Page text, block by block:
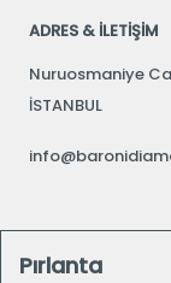
ADRES & İLETİŞİM
Nuruosmaniye
İSTANBUL
Pırlanta